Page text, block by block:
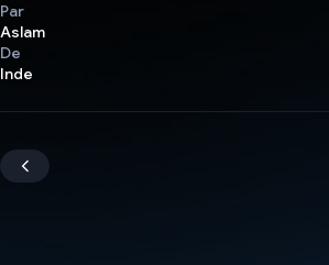
Par
Aslam
De
Inde